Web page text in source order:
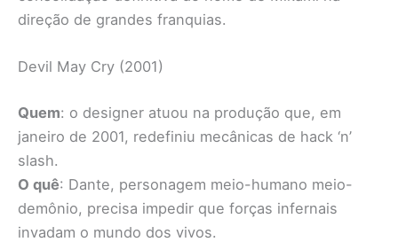
direção de grandes franquias.
Devil May Cry (2001)
Quem: o designer atuou na produção que, em
janeiro de 2001, redefiniu mecânicas de hack ‘n’
slash.
O quê: Dante, personagem meio-humano meio-
demônio, precisa impedir que forças infernais
invadam o mundo dos vivos.